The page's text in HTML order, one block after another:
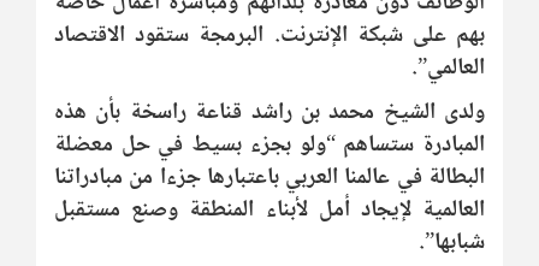
بهم على شبكة الإنترنت. البرمجة ستقود الاقتصاد
العالمي”.
ولدى الشيخ محمد بن راشد قناعة راسخة بأن هذه
المبادرة ستساهم “ولو بجزء بسيط في حل معضلة
البطالة في عالمنا العربي باعتبارها جزءا من مبادراتنا
العالمية لإيجاد أمل لأبناء المنطقة وصنع مستقبل
شبابها”.